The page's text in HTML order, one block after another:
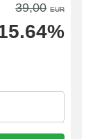
39,00 EUR